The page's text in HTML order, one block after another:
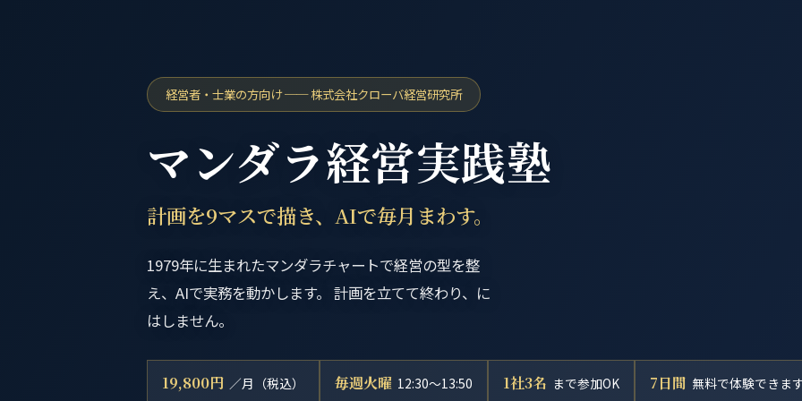
経営者・士業の方向け ── 株式会社クローバ経営研究所
マンダラ経営実践塾
計画を9マスで描き、AIで毎月まわす。
1979年に生まれたマンダラチャートで経営の型を整
え、AIで実務を動かします。 計画を立てて終わり、に
はしません。
19,800円 ／月（税込） 毎週火曜 12:30〜13:50 1社3名 まで参加OK 7日間 無料で体験できま